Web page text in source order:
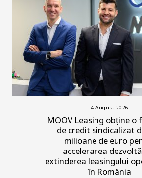
4 August 2026
MOOV Leasing obține o
de credit sindicalizat
milioane de euro
accelerarea
extinderea leasingului
în România